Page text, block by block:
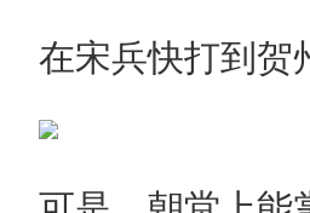
在宋兵快打到贺